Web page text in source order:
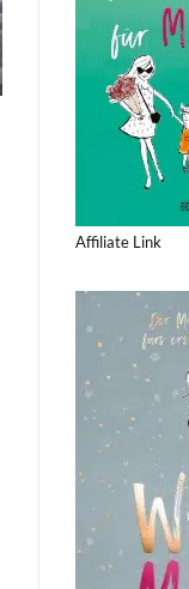
Affiliate Link